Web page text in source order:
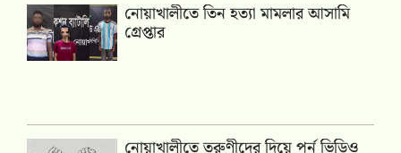
নোয়াখালীতে তিন হত্যা মামলার আসামি
গ্রেপ্তার